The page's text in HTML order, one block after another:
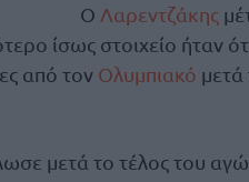
Ο Λαρεντζάκης
ίσως στοιχείο ήταν
από τον Ολυμπιακό μετά
μετά το τέλος του